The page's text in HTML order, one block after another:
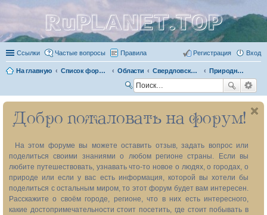
RuPLANET.TOP
Ссылки Частые вопросы Правила Вход
Регистрация
На главную Список форумов Области Свердловская область 66 Природные объекты
ск
Добро пожаловать на форум!
На этом форуме вы можете оставить отзыв, задать вопрос или
поделиться своими знаниями о любом регионе страны. Если вы
любите путешествовать, узнавать что-то новое о людях, о городах, о
природе или если у вас есть информация, которой вы хотели бы
поделиться с остальным миром, то этот форум будет вам интересен.
Расскажите о своём городе, регионе, что в них есть интересного,
какие достопримечательности стоит посетить, где стоит побывать в